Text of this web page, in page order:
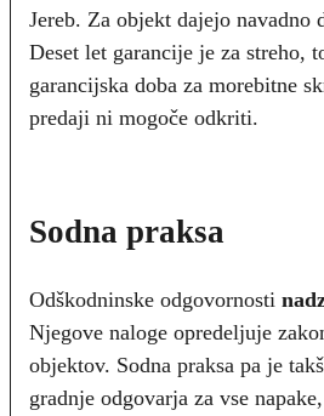
Jereb. Za objekt dajejo navadno
Deset let garancije je za streho,
garancijska doba za morebitne
predaji ni mogoče odkriti.
Sodna praksa
Odškodninske odgovornosti
Njegove naloge opredeljuje
objektov. Sodna praksa pa je
gradnje odgovarja za vse